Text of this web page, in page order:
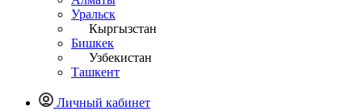
Уральск
Кыргызстан
Бишкек
Узбекистан
Ташкент
Личный кабинет